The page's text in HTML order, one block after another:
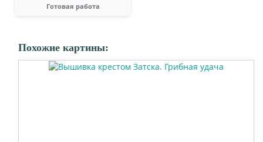
Готовая работа
Похожие картины: